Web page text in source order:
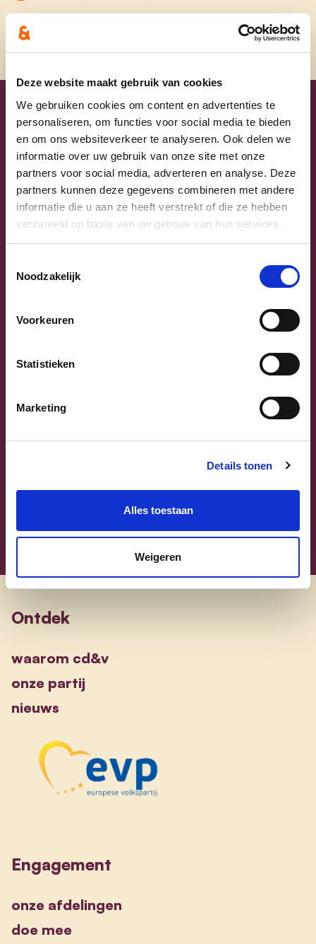
Deze website maakt gebruik van cookies
We gebruiken cookies om content en advertenties te
personaliseren, om functies voor social media te bieden
en om ons websiteverkeer te analyseren. Ook delen we
informatie over uw gebruik van onze site met onze
partners voor social media, adverteren en analyse. Deze
partners kunnen deze gegevens combineren met andere
informatie die u aan ze heeft verstrekt of die ze hebben
verzameld op basis van uw gebruik van hun services.
Noodzakelijk
Voorkeuren
Statistieken
Marketing
Details tonen
Alles toestaan
Weigeren
Uw lijsttrekkers
Sammy Mahdi
Vlaams-Brabant | Federaal Parlement
alle kandidaten
Ontdek
waarom cd&v
onze partij
nieuws
Engagement
onze afdelingen
doe mee